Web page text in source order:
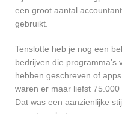
een groot aantal
gebruikt.
Tenslotte heb je nog een
bedrijven die programma’s
hebben geschreven of
waren er maar liefst 75.000
Dat was een aanzienlijke